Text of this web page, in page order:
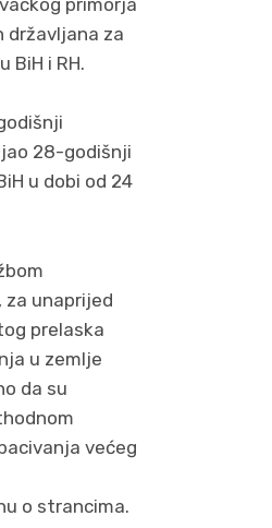
primorja
državljana za
BiH i RH.
28-godišnji
u dobi od 24
za unaprijed
prelaska
u zemlje
da su
većeg
o strancima.